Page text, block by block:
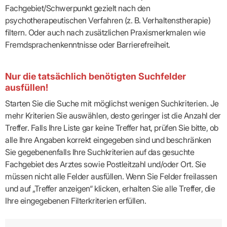
Fachgebiet/Schwerpunkt gezielt nach den
psychotherapeutischen Verfahren (z. B. Verhaltenstherapie)
filtern. Oder auch nach zusätzlichen Praxismerkmalen wie
Fremdsprachenkenntnisse oder Barrierefreiheit.
Nur die tatsächlich benötigten Suchfelder
ausfüllen!
Starten Sie die Suche mit möglichst wenigen Suchkriterien. Je
mehr Kriterien Sie auswählen, desto geringer ist die Anzahl der
Treffer. Falls Ihre Liste gar keine Treffer hat, prüfen Sie bitte, ob
alle Ihre Angaben korrekt eingegeben sind und beschränken
Sie gegebenenfalls Ihre Suchkriterien auf das gesuchte
Fachgebiet des Arztes sowie Postleitzahl und/oder Ort. Sie
müssen nicht alle Felder ausfüllen. Wenn Sie Felder freilassen
und auf „Treffer anzeigen“ klicken, erhalten Sie alle Treffer, die
Ihre eingegebenen Filterkriterien erfüllen.